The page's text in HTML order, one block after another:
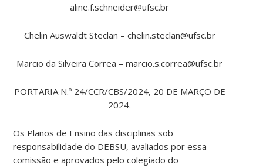
aline.f.schneider@ufsc.br
Chelin Auswaldt Steclan – chelin.steclan@ufsc.br
Marcio da Silveira Correa – marcio.s.correa@ufsc.br
PORTARIA N.º 24/CCR/CBS/2024, 20 DE MARÇO DE
2024.
Os Planos de Ensino das disciplinas sob
responsabilidade do DEBSU, avaliados por essa
comissão e aprovados pelo colegiado do